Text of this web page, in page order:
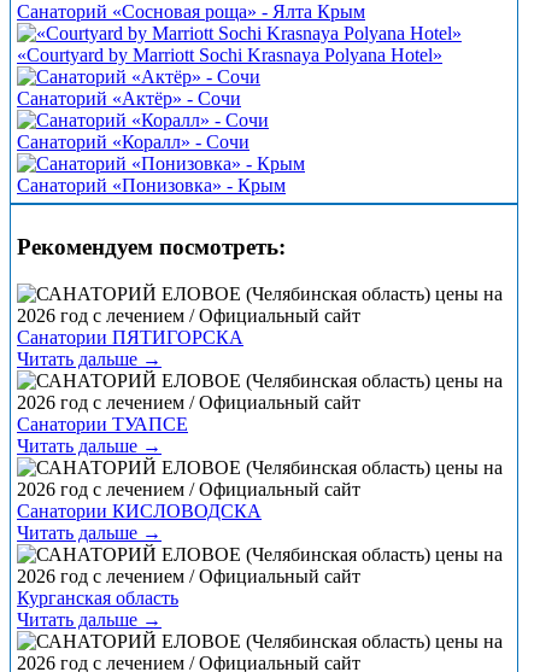
Санаторий «Сосновая роща» - Ялта Крым
«Courtyard by Marriott Sochi Krasnaya Polyana Hotel»
Санаторий «Актёр» - Сочи
Санаторий «Коралл» - Сочи
Санаторий «Понизовка» - Крым
Рекомендуем посмотреть:
Санатории ПЯТИГОРСКА
Читать дальше →
Санатории ТУАПСЕ
Читать дальше →
Санатории КИСЛОВОДСКА
Читать дальше →
Курганская область
Читать дальше →